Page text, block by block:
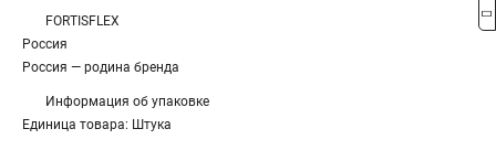
FORTISFLEX
Россия
Россия — родина бренда
Информация об упаковке
Единица товара: Штука